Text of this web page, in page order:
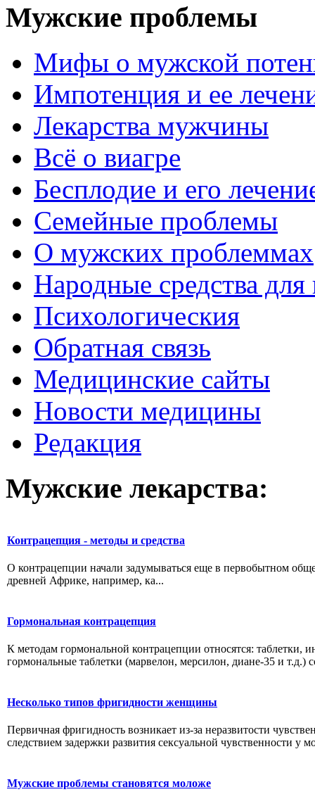
Мужские проблемы
Мифы о мужской
Импотенция и ее
Лекарства мужчины
Всё о виагре
Бесплодие и его
Семейные проблемы
О мужских проблеммах
Народные средства
Психологическия
Обратная связь
Медицинские сайты
Новости медицины
Редакция
Мужские лекарства:
Контрацепция - методы и средства
О контрацепции начали задумываться еще в первобытном
древней Африке, например, ка...
Гормональная контрацепция
К методам гормональной контрацепции относятся: таблетки,
гормональные таблетки (марвелон, мерсилон, диане-35 и т.д.)
Несколько типов фригидности женщины
Первичная фригидность возникает из-за неразвитости
следствием задержки развития сексуальной чувственности
Мужские проблемы становятся моложе